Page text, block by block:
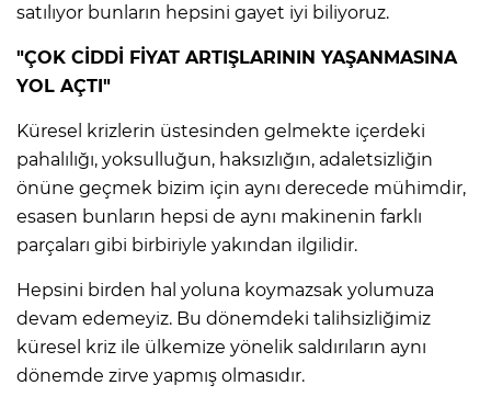
satılıyor bunların hepsini gayet iyi biliyoruz.
"ÇOK CİDDİ FİYAT ARTIŞLARININ YAŞANMASINA
YOL AÇTI"
Küresel krizlerin üstesinden gelmekte içerdeki
pahalılığı, yoksulluğun, haksızlığın, adaletsizliğin
önüne geçmek bizim için aynı derecede mühimdir,
esasen bunların hepsi de aynı makinenin farklı
parçaları gibi birbiriyle yakından ilgilidir.
Hepsini birden hal yoluna koymazsak yolumuza
devam edemeyiz. Bu dönemdeki talihsizliğimiz
küresel kriz ile ülkemize yönelik saldırıların aynı
dönemde zirve yapmış olmasıdır.